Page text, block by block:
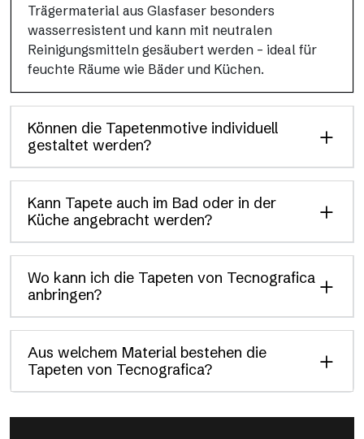
Trägermaterial aus Glasfaser besonders
wasserresistent und kann mit neutralen
Reinigungsmitteln gesäubert werden – ideal für
feuchte Räume wie Bäder und Küchen.
Können die Tapetenmotive individuell
gestaltet werden?
Kann Tapete auch im Bad oder in der
Küche angebracht werden?
Wo kann ich die Tapeten von Tecnografica
anbringen?
Aus welchem Material bestehen die
Tapeten von Tecnografica?